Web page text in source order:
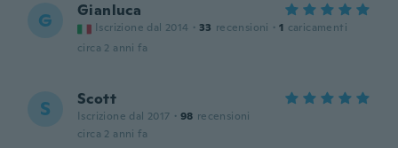
G Gianluca
Iscrizione dal 2014 · 33 recensioni · 1 caricamenti
circa 2 anni fa
S Scott
Iscrizione dal 2017 · 98 recensioni
circa 2 anni fa